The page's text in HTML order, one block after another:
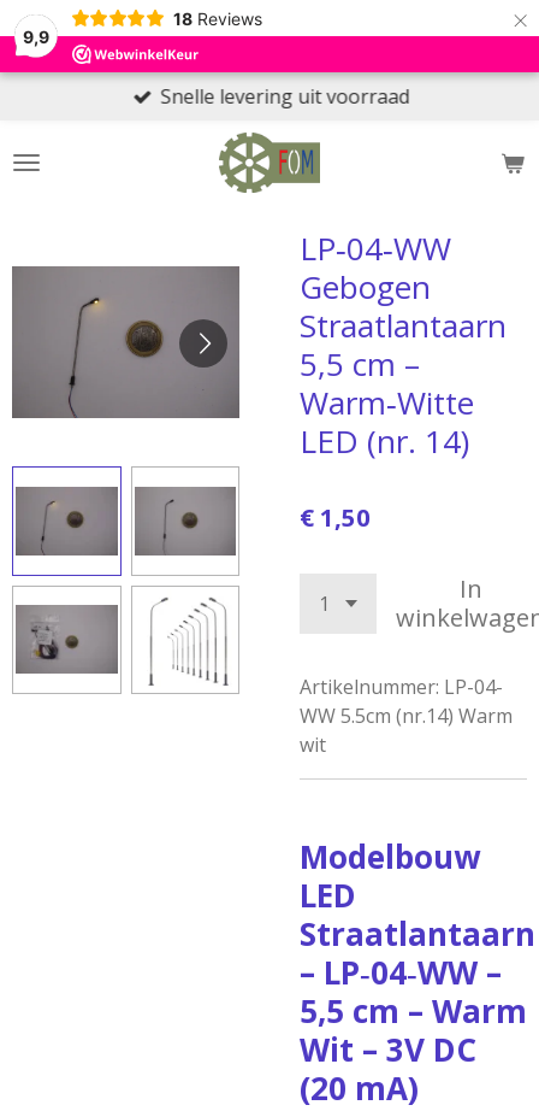
9,9
18 Reviews ×
Snelle levering uit voorraad
LP‑04‑WW
Gebogen
Straatlantaarn
5,5 cm –
Warm‑Witte
LED (nr. 14)
€ 1,50
In
Artikelnummer: LP-04-
WW 5.5cm (nr.14) Warm
wit
Modelbouw
LED
Straatlantaarn
– LP‑04‑WW –
5,5 cm – Warm
Wit – 3V DC
(20 mA)